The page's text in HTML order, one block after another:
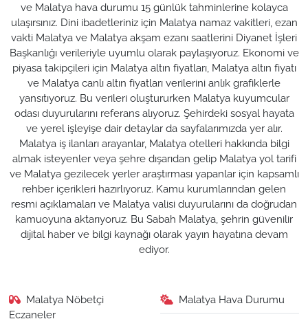
ve Malatya hava durumu 15 günlük tahminlerine kolayca
ulaşırsınız. Dini ibadetleriniz için Malatya namaz vakitleri, ezan
vakti Malatya ve Malatya akşam ezanı saatlerini Diyanet İşleri
Başkanlığı verileriyle uyumlu olarak paylaşıyoruz. Ekonomi ve
piyasa takipçileri için Malatya altın fiyatları, Malatya altın fiyatı
ve Malatya canlı altın fiyatları verilerini anlık grafiklerle
yansıtıyoruz. Bu verileri oluştururken Malatya kuyumcular
odası duyurularını referans alıyoruz. Şehirdeki sosyal hayata
ve yerel işleyişe dair detaylar da sayfalarımızda yer alır.
Malatya iş ilanları arayanlar, Malatya otelleri hakkında bilgi
almak isteyenler veya şehre dışarıdan gelip Malatya yol tarifi
ve Malatya gezilecek yerler araştırması yapanlar için kapsamlı
rehber içerikleri hazırlıyoruz. Kamu kurumlarından gelen
resmi açıklamaları ve Malatya valisi duyurularını da doğrudan
kamuoyuna aktarıyoruz. Bu Sabah Malatya, şehrin güvenilir
dijital haber ve bilgi kaynağı olarak yayın hayatına devam
ediyor.
Malatya Nöbetçi
Eczaneler
Malatya Hava Durumu